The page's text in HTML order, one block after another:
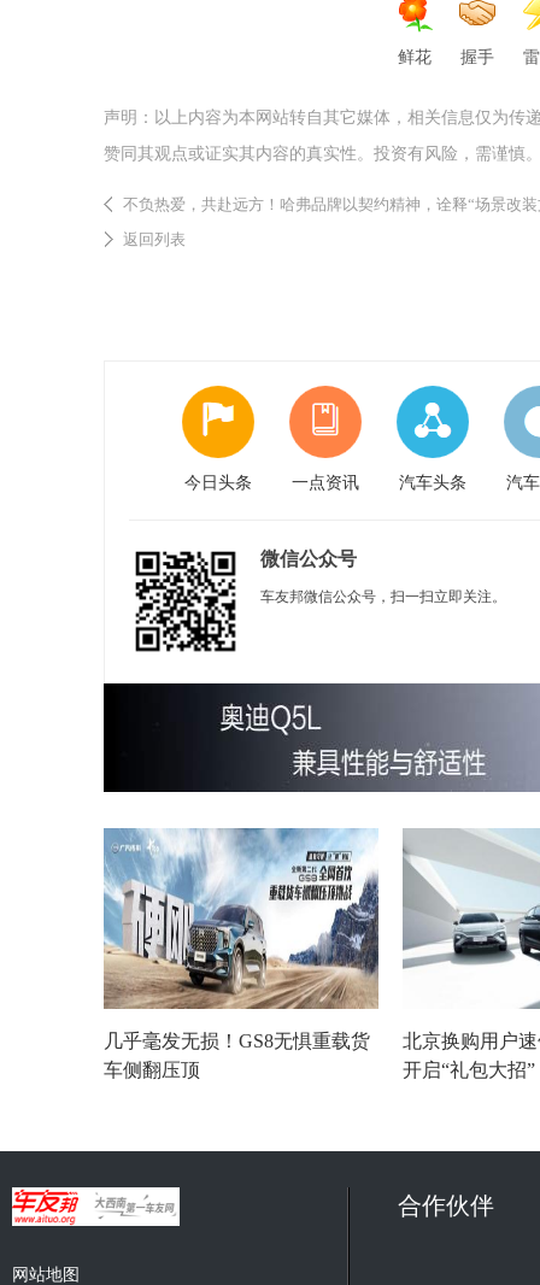
鲜花 握手
声明：以上内容为本网站转自其它媒体，相关信息仅为传
赞同其观点或证实其内容的真实性。投资有风险，需谨慎
不负热爱，共赴远方！哈弗品牌以契约精神，诠释“场景改装
返回列表
今日头条 一点资讯 汽车头条 汽
微信公众号
车友邦微信公众号，扫一扫立即关注。
几乎毫发无损！GS8无惧重载货
车侧翻压顶
北京换购用户
开启“礼包大招
网站地图
合作伙伴